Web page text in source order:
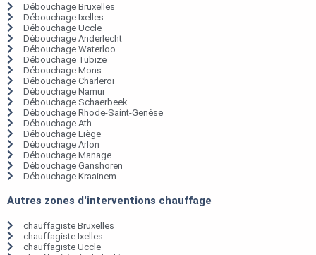
Débouchage Bruxelles
Débouchage Ixelles
Débouchage Uccle
Débouchage Anderlecht
Débouchage Waterloo
Débouchage Tubize
Débouchage Mons
Débouchage Charleroi
Débouchage Namur
Débouchage Schaerbeek
Débouchage Rhode-Saint-Genèse
Débouchage Ath
Débouchage Liège
Débouchage Arlon
Débouchage Manage
Débouchage Ganshoren
Débouchage Kraainem
Autres zones d'interventions chauffage
chauffagiste Bruxelles
chauffagiste Ixelles
chauffagiste Uccle